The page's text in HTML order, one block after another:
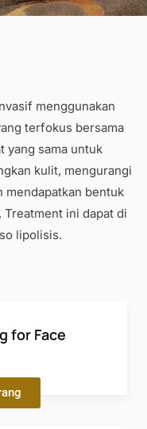
menggunakan
terfokus bersama
yang sama untuk
kulit, mengurangi
mendapatkan bentuk
ini dapat di
lipolisis.
for Face